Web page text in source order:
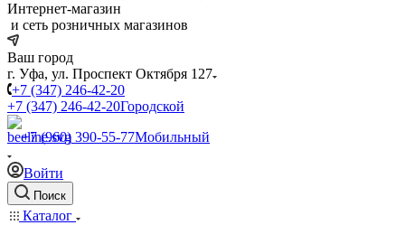
Интернет-магазин
и сеть розничных магазинов
Ваш город
г. Уфа, ул. Проспект Октября 127
+7 (347) 246-42-20
+7 (347) 246-42-20Городской
+7 (960) 390-55-77Мобильный
Войти
Поиск
Каталог